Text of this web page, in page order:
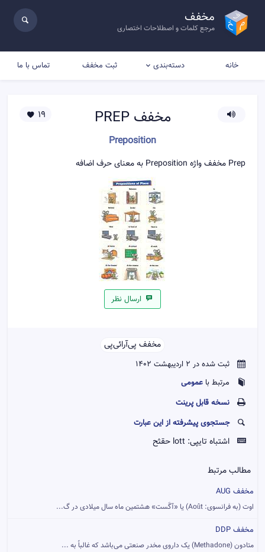
مخفف
مرجع کلمات و اصطلاحات اختصاری
خانه دسته‌بندی ثبت مخفف تماس با ما
مخففPREP
Preposition
19
Prep مخفف واژه Preposition به معنای حرف اضافه
ارسال نظر
مخفف پی‌آر‌ائی‌پی‌‌
ثبت شده در 2 اردیبهشت 1402
مرتبط باعمومی
نسخه قابل پرينت
جستجوی پیشرفته از این عبارت
اشتباه تایپی: lott حقثح
مطالب مرتبط
مخفف AUG
اوت (به فرانسوی: Août) یا «آگَست» هشتمین ماه سال میلادی در گ...
مخفف DDP
متادون (Methadone) یک داروی مخدر صنعتی می‌باشد که غالباً به ...